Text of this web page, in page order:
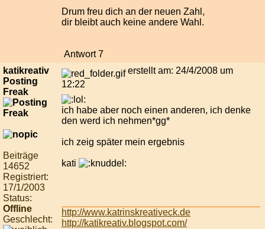
Drum freu dich an der neuen Zahl,
dir bleibt auch keine andere Wahl.
Antwort 7
katikreativ
Posting
Freak
Beiträge
14652
Registriert:
17/1/2003
Status:
Offline
Geschlecht:
erstellt am: 24/4/2008 um
12:22
ich habe aber noch einen anderen, ich denke
den werd ich nehmen*gg*
ich zeig später mein ergebnis
kati
http://www.katrinskreativeck.de
http://katikreativ.blogspot.com/